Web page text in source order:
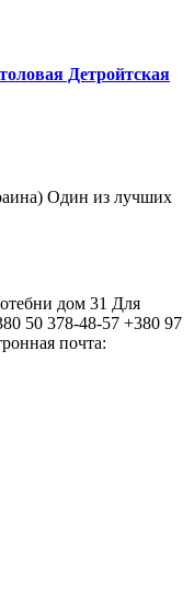
Детройтская
Один из лучших
дом 31 Для
50 378-48-57 +380 97
почта: